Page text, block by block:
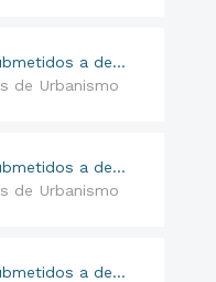
Lista de processos submetidos a despacho da Srª. Vereadora - 25-06-2018 a 29-06-2018
de Urbanismo
Lista de processos submetidos a despacho da Srª. Vereadora - 16-04-2018 a 20-04-2018
de Urbanismo
Lista de processos submetidos a despacho da Srª. Vereadora - 02-05-2018 a 30-05-2018